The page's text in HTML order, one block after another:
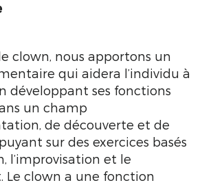
clown, nous apportons un
qui aidera l’individu à
développant ses fonctions
un champ
de découverte et de
sur des exercices basés
l’improvisation et le
Le clown a une fonction